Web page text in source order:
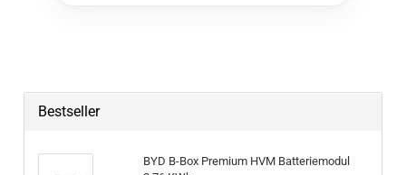
Bestseller
BYD B-Box Pre­mi­um HVM Bat­te­rie­mo­dul